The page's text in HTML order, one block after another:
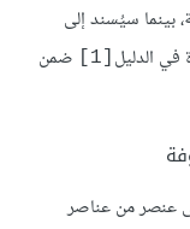
بينما سيُسند إلى
ضمن
عنصر من عناصر